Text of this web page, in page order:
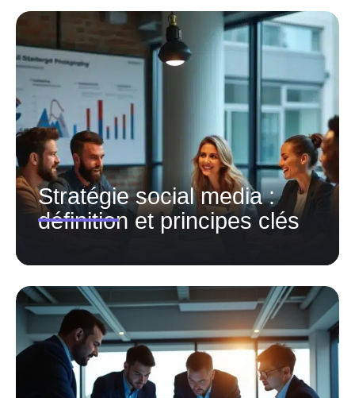
Stratégie social media :
définition et principes clés